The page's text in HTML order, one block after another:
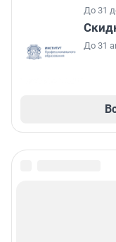
До 31
До 31